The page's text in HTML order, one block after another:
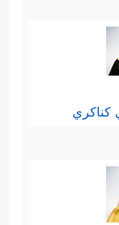
كناكري